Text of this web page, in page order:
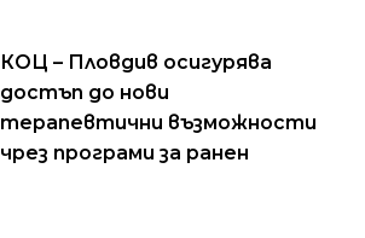
КОЦ – Пловдив осигурява
достъп до нови
терапевтични възможности
чрез програми за ранен